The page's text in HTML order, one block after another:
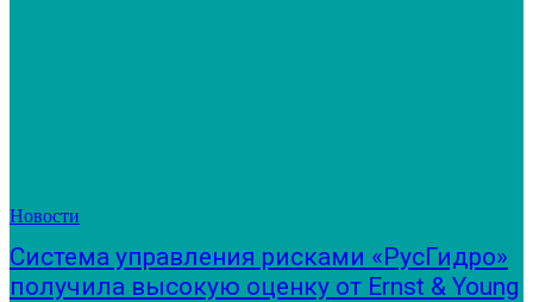
Новости
Система управления рисками «РусГидро»
получила высокую оценку от Ernst & Young